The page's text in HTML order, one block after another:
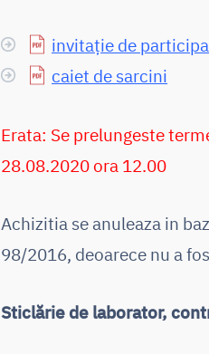
invitație de
caiet de sarcini
Erata: Se prelungeste
28.08.2020 ora 12.00
Achizitia se anuleaza in
98/2016, deoarece nu a
Sticlărie de laborator,